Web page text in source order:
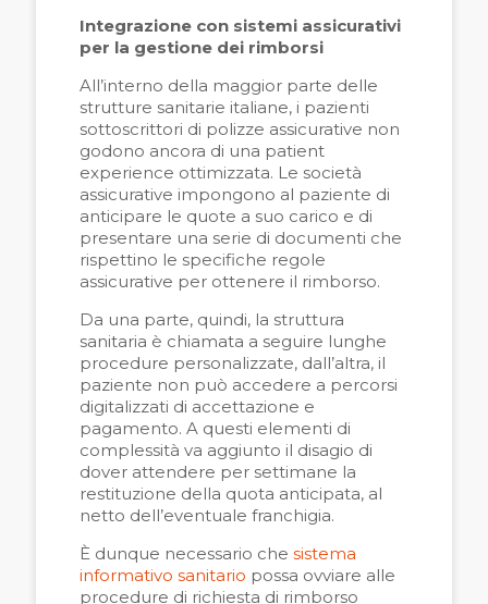
Integrazione con sistemi assicurativi
per la gestione dei rimborsi
All’interno della maggior parte delle
strutture sanitarie italiane, i pazienti
sottoscrittori di polizze assicurative non
godono ancora di una patient
experience ottimizzata. Le società
assicurative impongono al paziente di
anticipare le quote a suo carico e di
presentare una serie di documenti che
rispettino le specifiche regole
assicurative per ottenere il rimborso.
Da una parte, quindi, la struttura
sanitaria è chiamata a seguire lunghe
procedure personalizzate, dall’altra, il
paziente non può accedere a percorsi
digitalizzati di accettazione e
pagamento. A questi elementi di
complessità va aggiunto il disagio di
dover attendere per settimane la
restituzione della quota anticipata, al
netto dell’eventuale franchigia.
È dunque necessario che sistema
informativo sanitario possa ovviare alle
procedure di richiesta di rimborso